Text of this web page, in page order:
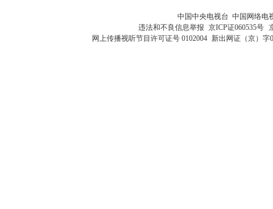
中国中央电视台 中国网络电
违法和不良信息举报 京ICP证060535号
网上传播视听节目许可证号 0102004 新出网证（京）